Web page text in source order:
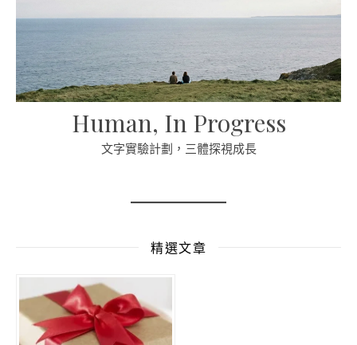
Human, In Progress
文字實驗計劃，三體探視成長
精選文章